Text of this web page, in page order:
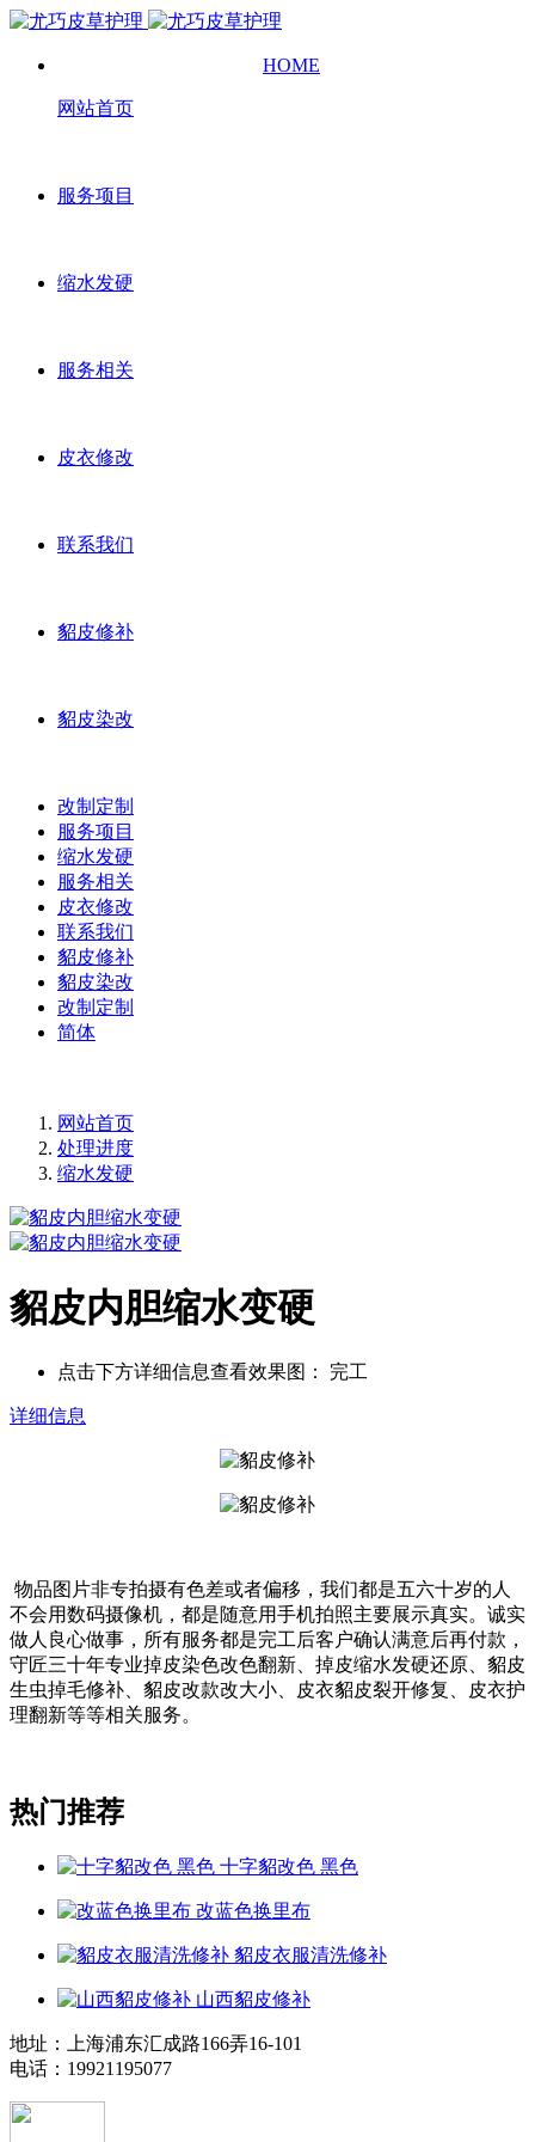
HOME
网站首页
服务项目
缩水发硬
服务相关
皮衣修改
联系我们
貂皮修补
貂皮染改
改制定制
服务项目
缩水发硬
服务相关
皮衣修改
联系我们
貂皮修补
貂皮染改
改制定制
简体
网站首页
处理进度
缩水发硬
貂皮内胆缩水变硬
点击下方详细信息查看效果图： 完工
详细信息
物品图片非专拍摄有色差或者偏移，我们都是五六十岁的人
不会用数码摄像机，都是随意用手机拍照主要展示真实。诚实
做人良心做事，所有服务都是完工后客户确认满意后再付款，
守匠三十年专业掉皮染色改色翻新、掉皮缩水发硬还原、貂皮
生虫掉毛修补、貂皮改款改大小、皮衣貂皮裂开修复、皮衣护
理翻新等等相关服务。
热门推荐
十字貂改色 黑色
改蓝色换里布
貂皮衣服清洗修补
山西貂皮修补
地址：上海浦东汇成路166弄16-101
电话：19921195077